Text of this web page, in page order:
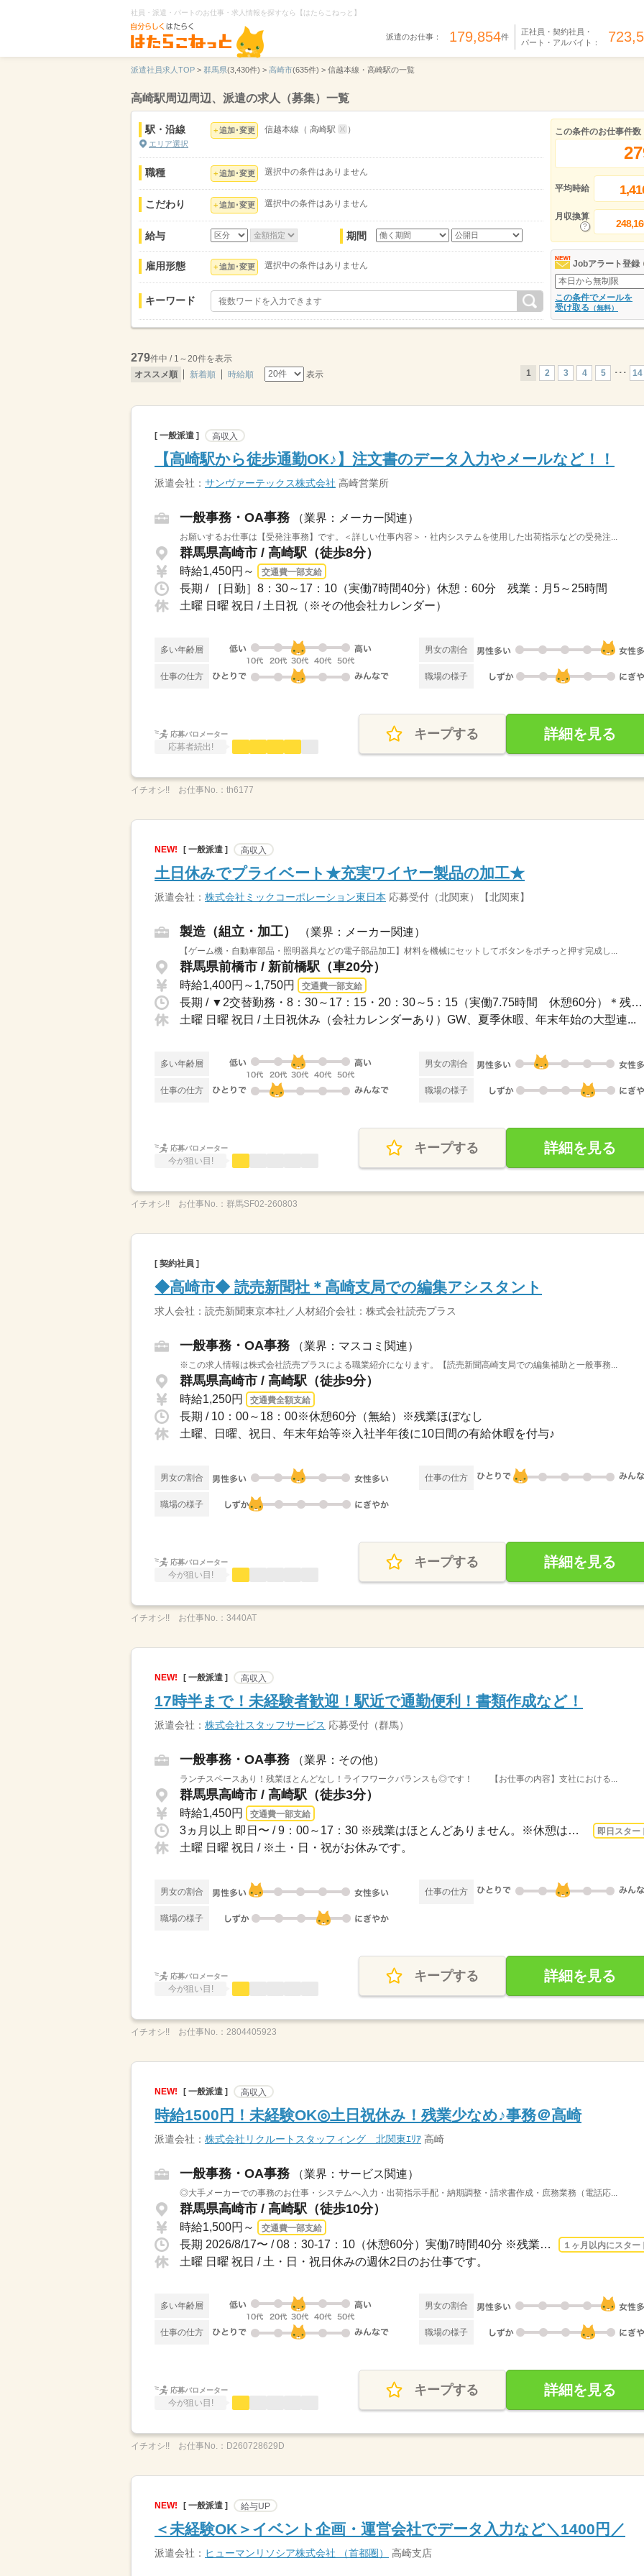
社員・派遣・パートのお仕事・求人情報を探すなら【はたらこねっと】
派遣のお仕事： 179,854件
正社員・契約社員・
パート・アルバイト：
派遣社員求人TOP > 群馬県(3,430件) > 高崎市(635件) > 信越本線・高崎駅の一覧
高崎駅周辺周辺、派遣の求人（募集）一覧
駅・沿線
エリア選択
追加･変更 信越本線 （ 高崎駅 ）
職種 追加･変更 選択中の条件はありません
こだわり 追加･変更 選択中の条件はありません
給与 期間
雇用形態 追加･変更 選択中の条件はありません
キーワード
この条件のお仕事件数
平均時給
月収換算
Jobアラート登録
この条件でメールを
受け取る （無料）
279件中 / 1～20件を表示
オススメ順
新着順 時給順 表示 1 2 3 4 5 ･･･ 14
[ 一般派遣 ] 高収入
【高崎駅から徒歩通勤OK♪】注文書のデータ入力やメールなど！！
派遣会社： サンヴァーテックス株式会社 高崎営業所
一般事務・OA事務 （業界：メーカー関連）
お願いするお仕事は【受発注事務】です。＜詳しい仕事内容＞・社内システムを使用した出荷指示などの受発注...
群馬県高崎市 / 高崎駅（徒歩8分）
時給1,450円～ 交通費一部支給
長期 / ［日勤］8：30～17：10（実働7時間40分）休憩：60分 残業：月5～25時間
土曜 日曜 祝日 / 土日祝（※その他会社カレンダー）
多い年齢層 男女の割合
仕事の仕方 職場の様子
応募バロメーター
応募者続出!
キープする 詳細を見る
イチオシ!! お仕事No.： th6177
NEW! [ 一般派遣 ] 高収入
土日休みでプライベート★充実ワイヤー製品の加工★
派遣会社： 株式会社ミックコーポレーション東日本 応募受付（北関東）【北関東】
製造（組立・加工） （業界：メーカー関連）
【ゲーム機・自動車部品・照明器具などの電子部品加工】材料を機械にセットしてボタンをポチっと押す完成し...
群馬県前橋市 / 新前橋駅（車20分）
時給1,400円～1,750円 交通費一部支給
長期 / ▼2交替勤務・8：30～17：15・20：30～5：15（実働7.75時間 休憩60分）＊残業1...
土曜 日曜 祝日 / 土日祝休み（会社カレンダーあり）GW、夏季休暇、年末年始の大型連...
多い年齢層 男女の割合
仕事の仕方 職場の様子
応募バロメーター
今が狙い目!
キープする 詳細を見る
イチオシ!! お仕事No.： 群馬SF02-260803
[ 契約社員 ]
◆高崎市◆ 読売新聞社＊高崎支局での編集アシスタント
求人会社：読売新聞東京本社／人材紹介会社：株式会社読売プラス
一般事務・OA事務 （業界：マスコミ関連）
※この求人情報は株式会社読売プラスによる職業紹介になります。【読売新聞高崎支局での編集補助と一般事務...
群馬県高崎市 / 高崎駅（徒歩9分）
時給1,250円 交通費全額支給
長期 / 10：00～18：00※休憩60分（無給）※残業ほぼなし
土曜、日曜、祝日、年末年始等※入社半年後に10日間の有給休暇を付与♪
男女の割合 仕事の仕方
職場の様子
応募バロメーター
今が狙い目!
キープする 詳細を見る
イチオシ!! お仕事No.： 3440AT
NEW! [ 一般派遣 ] 高収入
17時半まで！未経験者歓迎！駅近で通勤便利！書類作成など！
派遣会社： 株式会社スタッフサービス 応募受付（群馬）
一般事務・OA事務 （業界：その他）
ランチスペースあり！残業ほとんどなし！ライフワークバランスも◎です！ 【お仕事の内容】支社における...
群馬県高崎市 / 高崎駅（徒歩3分）
時給1,450円 交通費一部支給
3ヵ月以上 即日〜 / 9：00～17：30 ※残業はほとんどありません。※休憩は交代制６０分... 即日スター
土曜 日曜 祝日 / ※土・日・祝がお休みです。
男女の割合 仕事の仕方
職場の様子
応募バロメーター
今が狙い目!
キープする 詳細を見る
イチオシ!! お仕事No.： 2804405923
NEW! [ 一般派遣 ] 高収入
時給1500円！未経験OK◎土日祝休み！残業少なめ♪事務＠高崎
派遣会社： 株式会社リクルートスタッフィング 北関東ｴﾘｱ 高崎
一般事務・OA事務 （業界：サービス関連）
◎大手メーカーでの事務のお仕事・システムへ入力・出荷指示手配・納期調整・請求書作成・庶務業務（電話応...
群馬県高崎市 / 高崎駅（徒歩10分）
時給1,500円～ 交通費一部支給
長期 2026/8/17〜 / 08：30-17：10（休憩60分）実働7時間40分 ※残業時間：月0時間～5... １ヶ月以内にスター
土曜 日曜 祝日 / 土・日・祝日休みの週休2日のお仕事です。
多い年齢層 男女の割合
仕事の仕方 職場の様子
応募バロメーター
今が狙い目!
キープする 詳細を見る
イチオシ!! お仕事No.： D260728629D
NEW! [ 一般派遣 ] 給与UP
＜未経験OK＞イベント企画・運営会社でデータ入力など＼1400円／
派遣会社： ヒューマンリソシア株式会社 （首都圏） 高崎支店